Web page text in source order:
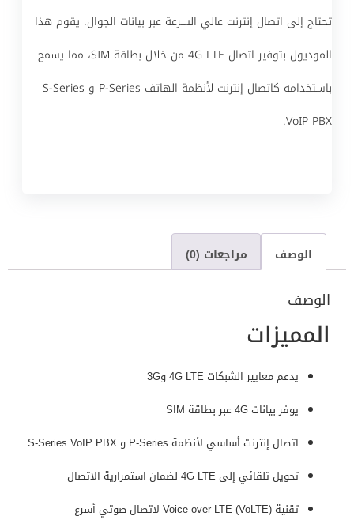
تحتاج إلى اتصال إنترنت عالي السرعة عبر بيانات الجوال. يقوم هذا
الموديول بتوفير اتصال 4G LTE من خلال بطاقة SIM، مما يسمح
باستخدامه كاتصال إنترنت لأنظمة الهاتف P-Series و S-Series
VoIP PBX.
الوصف مراجعات (0)
الوصف
المميزات
يدعم معايير الشبكات 4G LTE و3G
يوفر بيانات 4G عبر بطاقة SIM
اتصال إنترنت أساسي لأنظمة P-Series و S-Series VoIP PBX
تحويل تلقائي إلى 4G LTE لضمان استمرارية الاتصال
تقنية Voice over LTE (VoLTE) لاتصال صوتي أسرع